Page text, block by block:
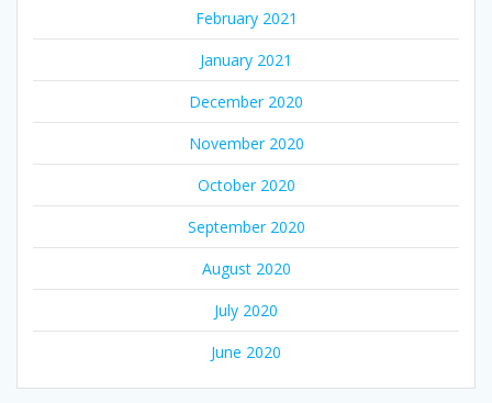
February 2021
January 2021
December 2020
November 2020
October 2020
September 2020
August 2020
July 2020
June 2020